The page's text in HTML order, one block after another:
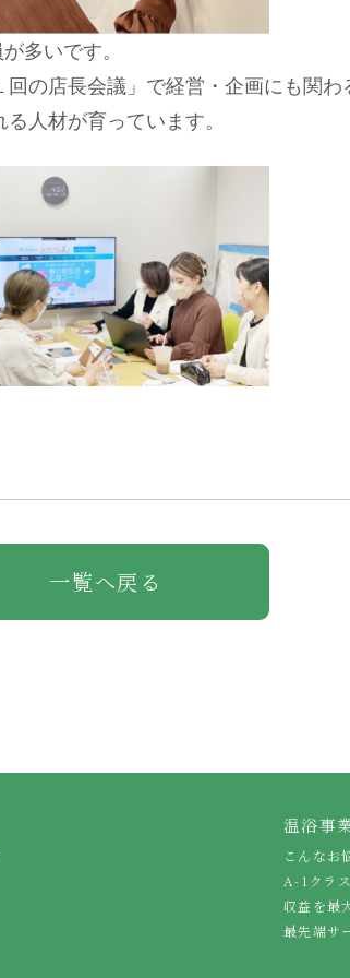
多いです。
の店長会議」で経営・企画にも関わ
人材が育っています。
一覧へ戻る
温浴事
こんなお
A-1クラ
収益を最
最先端サ